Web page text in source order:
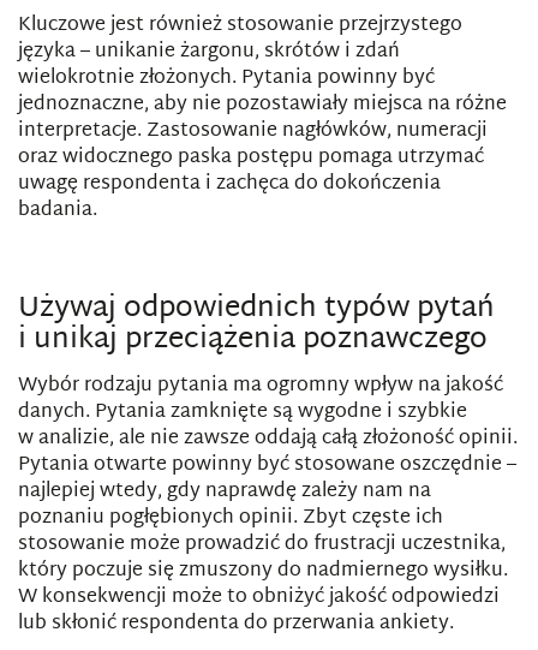
Kluczowe jest również stosowanie przejrzystego
języka – unikanie żargonu, skrótów i zdań
wielokrotnie złożonych. Pytania powinny być
jednoznaczne, aby nie pozostawiały miejsca na różne
interpretacje. Zastosowanie nagłówków, numeracji
oraz widocznego paska postępu pomaga utrzymać
uwagę respondenta i zachęca do dokończenia
badania.
Używaj odpowiednich typów pytań
i unikaj przeciążenia poznawczego
Wybór rodzaju pytania ma ogromny wpływ na jakość
danych. Pytania zamknięte są wygodne i szybkie
w analizie, ale nie zawsze oddają całą złożoność opinii.
Pytania otwarte powinny być stosowane oszczędnie –
najlepiej wtedy, gdy naprawdę zależy nam na
poznaniu pogłębionych opinii. Zbyt częste ich
stosowanie może prowadzić do frustracji uczestnika,
który poczuje się zmuszony do nadmiernego wysiłku.
W konsekwencji może to obniżyć jakość odpowiedzi
lub skłonić respondenta do przerwania ankiety.